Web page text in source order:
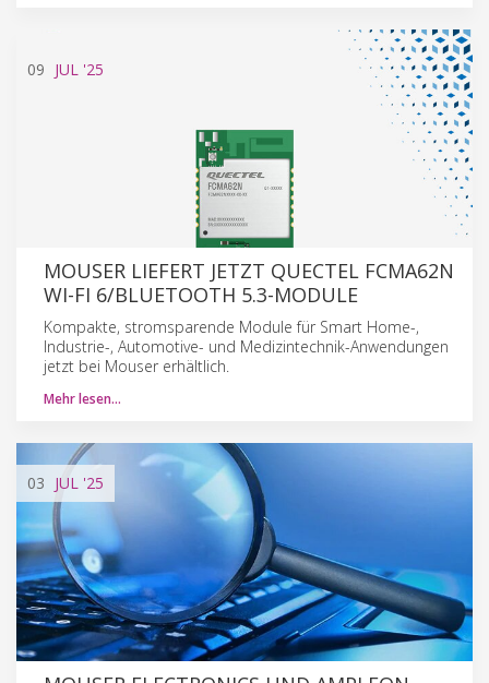
09 JUL '25
MOUSER LIEFERT JETZT QUECTEL FCMA62N
WI-FI 6/BLUETOOTH 5.3-MODULE
Kompakte, stromsparende Module für Smart Home-,
Industrie-, Automotive- und Medizintechnik-Anwendungen
jetzt bei Mouser erhältlich.
Mehr lesen…
03 JUL '25